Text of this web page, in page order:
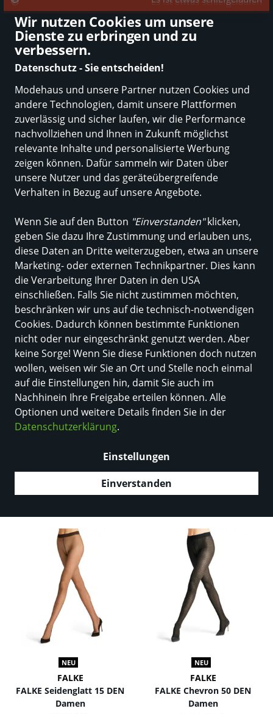
Wir nutzen Cookies um unsere
Dienste zu erbringen und zu
verbessern.
Datenschutz - Sie entscheiden!
Modehaus und unsere Partner nutzen Cookies und
andere Technologien, damit unsere Plattformen
zuverlässig und sicher laufen, wir die Performance
nachvollziehen und Ihnen in Zukunft möglichst
relevante Inhalte und personalisierte Werbung
zeigen können. Dafür sammeln wir Daten über
unsere Nutzer und das geräteübergreifende
Verhalten in Bezug auf unsere Angebote.
Wenn Sie auf den Button "Einverstanden"klicken,
geben Sie dazu Ihre Zustimmung und erlauben uns,
diese Daten an Dritte weiterzugeben, etwa an unsere
Marketing- oder externen Technikpartner. Dies kann
die Verarbeitung Ihrer Daten in den USA
einschließen. Falls Sie nicht zustimmen möchten,
beschränken wir uns auf die technisch-notwendigen
Cookies. Dadurch können bestimmte Funktionen
nicht oder nur eingeschränkt genutzt werden. Aber
keine Sorge! Wenn Sie diese Funktionen doch nutzen
wollen, weisen wir Sie an Ort und Stelle noch einmal
auf die Einstellungen hin, damit Sie auch im
Nachhinein Ihre Freigabe erteilen können. Alle
Optionen und weitere Details finden Sie in der
Datenschutzerklärung.
Einstellungen
Einverstanden
Neuheiten Marken Damen Herren Trend-Tipp Kinder
Einkaufen in Deutschland Damen Wäsche Strumpfhosen
Strumpfhosen
ALLE FILTER
Marken Größe Farbe
367 Produkte
NEU
FALKE Pure Matt 20 DEN
Damen
FALKE Intrigue 30 DEN
Damen
NEU
FALKE
FALKE Seidenglatt 15 DEN
Damen
NEU
FALKE
FALKE Chevron 50 DEN
Damen